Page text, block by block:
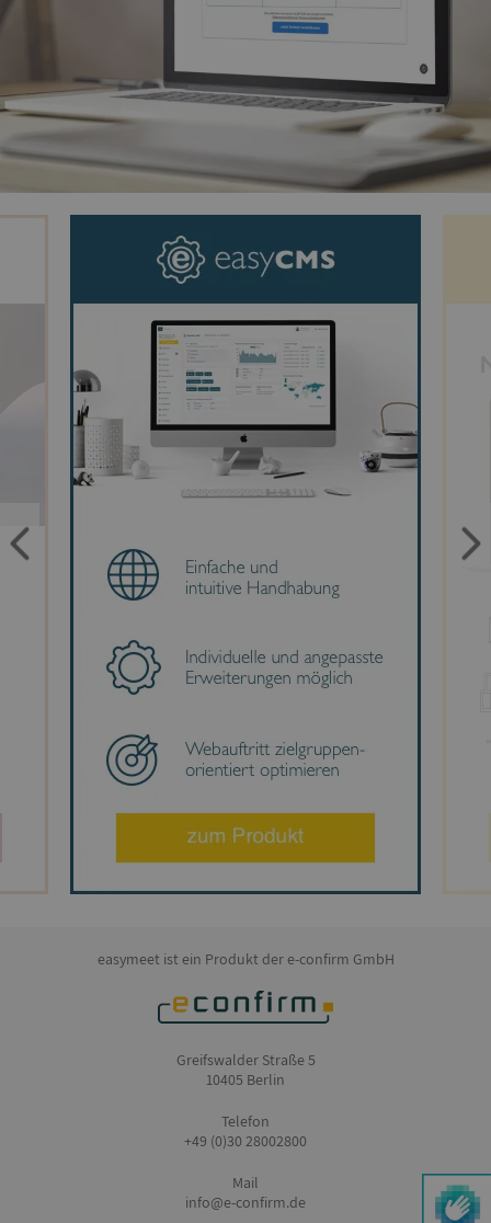
easymeet ist ein Produkt der e-confirm GmbH
Greifswalder Straße 5
10405 Berlin
Telefon
+49 (0)30 28002800
Mail
info@e-confirm.de